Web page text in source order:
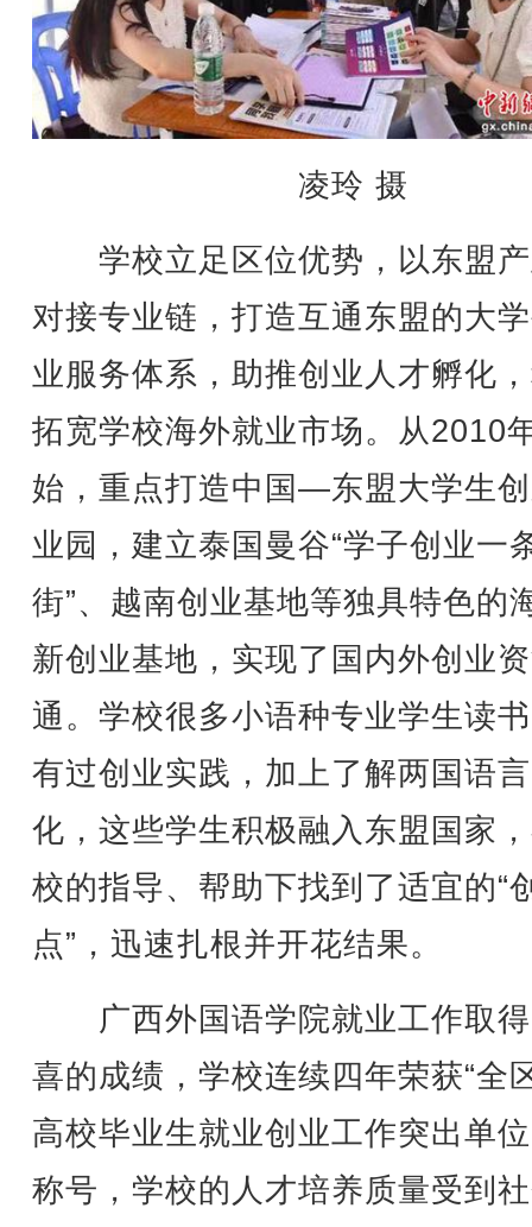
凌玲 摄
学校立足区位优势，以东盟
对接专业链，打造互通东盟的大
业服务体系，助推创业人才孵化
拓宽学校海外就业市场。从2010
始，重点打造中国—东盟大学生
业园，建立泰国曼谷“学子创业一
街”、越南创业基地等独具特色的
新创业基地，实现了国内外创业
通。学校很多小语种专业学生读
有过创业实践，加上了解两国语
化，这些学生积极融入东盟国家
校的指导、帮助下找到了适宜的“
点”，迅速扎根并开花结果。
广西外国语学院就业工作取
喜的成绩，学校连续四年荣获“全
高校毕业生就业创业工作突出单
称号，学校的人才培养质量受到